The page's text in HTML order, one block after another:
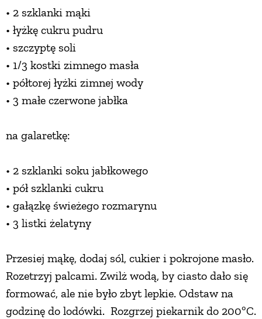
• 2 szklanki mąki
• łyżkę cukru pudru
• szczyptę soli
• 1/3 kostki zimnego masła
• półtorej łyżki zimnej wody
• 3 małe czerwone jabłka
na galaretkę:
• 2 szklanki soku jabłkowego
• pół szklanki cukru
• gałązkę świeżego rozmarynu
• 3 listki żelatyny
Przesiej mąkę, dodaj sól, cukier i pokrojone masło.
Rozetrzyj palcami. Zwilż wodą, by ciasto dało się
formować, ale nie było zbyt lepkie. Odstaw na
godzinę do lodówki. Rozgrzej piekarnik do 200ºC.